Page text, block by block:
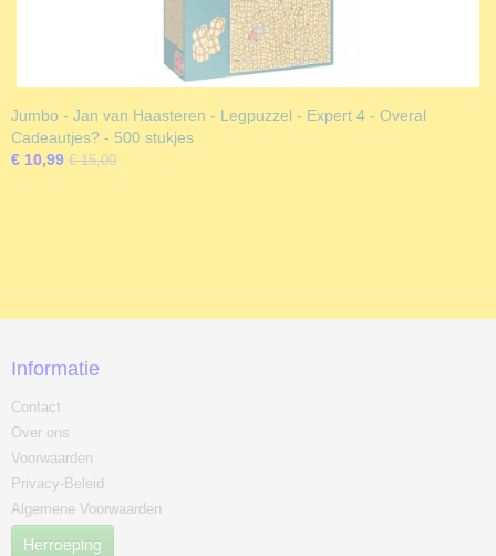
Jumbo - Jan van Haasteren - Legpuzzel - Expert 4 - Overal
Cadeautjes? - 500 stukjes
€ 10,99 € 15,00
Informatie
Contact
Over ons
Voorwaarden
Privacy-Beleid
Algemene Voorwaarden
Herroeping